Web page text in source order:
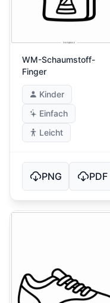
WM-Schaumstoff-
Finger
Kinder
Einfach
Leicht
PNG PDF